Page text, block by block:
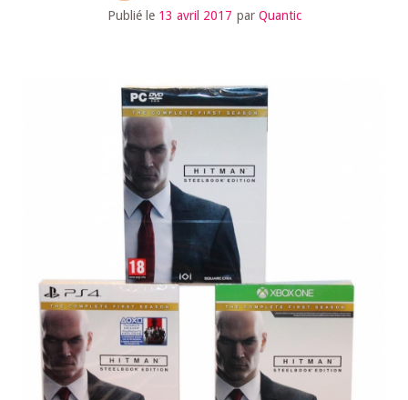
Publié le 13 avril 2017 par Quantic